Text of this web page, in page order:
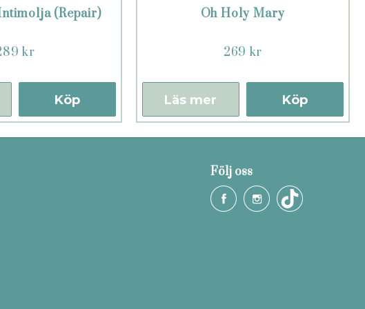
(Repair)
kr
Köp
Oh Holy Mary
269 kr
Köp
Läs mer
Följ oss